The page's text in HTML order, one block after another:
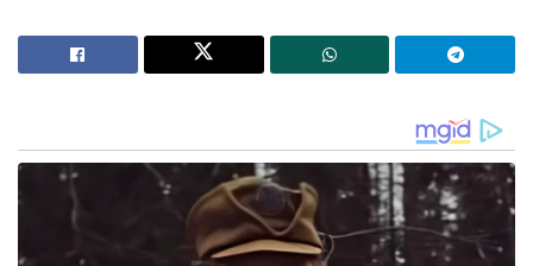
പ്രശംസിച്ചു.
കളിക്കുന്നു. നമ്മളെല്ലാവരും ടെംപ്ലേറ്റിനെക്കുറിച്ചും
പുതിയൊരു ബ്രാൻഡ് ക്രിക്കറ്റിനെക്കുറിച്ചും
സംസാരിക്കാറുണ്ട്. ഈ പിച്ച് അത്ര ബാറ്റിംഗിന്
അനുയോജ്യമല്ലായിരുന്നില്ല. പക്ഷേ അഭിഷേക് ശർമ്മ
കളിക്കുമ്പോൾ അങ്ങനെ തോന്നിയിട്ടില്ല. അദ്ദേഹം 15